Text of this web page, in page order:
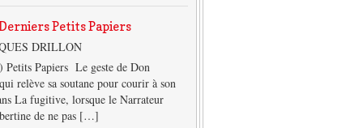
Petits Papiers
DRILLON
Petits Papiers Le geste de Don
relève sa soutane pour courir à son
La fugitive, lorsque le Narrateur
de ne pas […]